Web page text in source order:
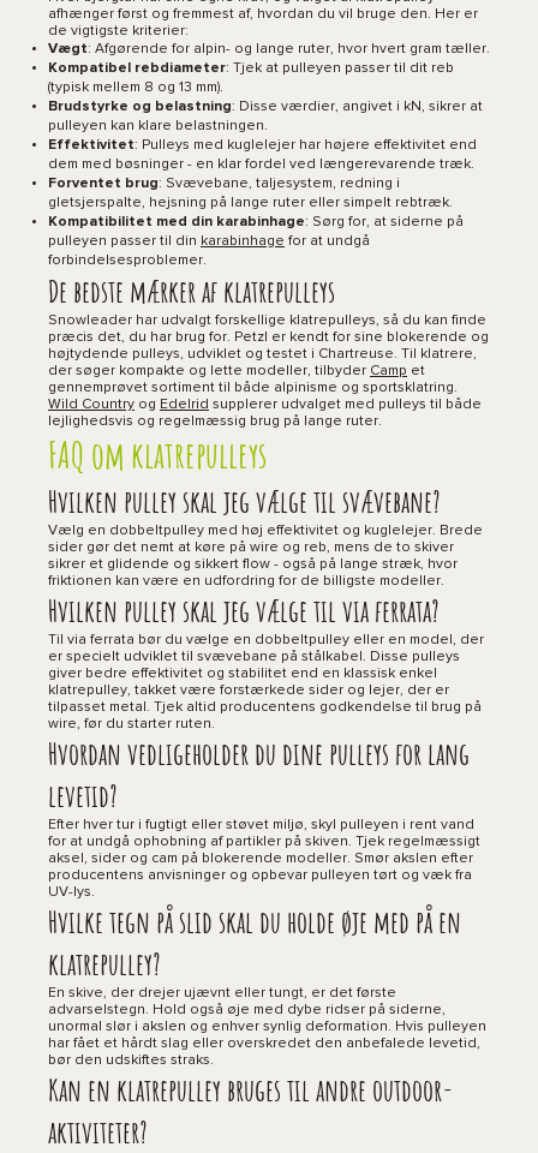
afhænger først og fremmest af, hvordan du vil bruge den. Her er
de vigtigste kriterier:
Vægt: Afgørende for alpin- og lange ruter, hvor hvert gram tæller.
Kompatibel rebdiameter: Tjek at pulleyen passer til dit reb
(typisk mellem 8 og 13 mm).
Brudstyrke og belastning: Disse værdier, angivet i kN, sikrer at
pulleyen kan klare belastningen.
Effektivitet: Pulleys med kuglelejer har højere effektivitet end
dem med bøsninger - en klar fordel ved længerevarende træk.
Forventet brug: Svævebane, taljesystem, redning i
gletsjerspalte, hejsning på lange ruter eller simpelt rebtræk.
Kompatibilitet med din karabinhage: Sørg for, at siderne på
pulleyen passer til din karabinhage for at undgå
forbindelsesproblemer.
De bedste mærker af klatrepulleys
Snowleader har udvalgt forskellige klatrepulleys, så du kan finde
præcis det, du har brug for. Petzl er kendt for sine blokerende og
højtydende pulleys, udviklet og testet i Chartreuse. Til klatrere,
der søger kompakte og lette modeller, tilbyder Camp et
gennemprøvet sortiment til både alpinisme og sportsklatring.
Wild Country og Edelrid supplerer udvalget med pulleys til både
lejlighedsvis og regelmæssig brug på lange ruter.
FAQ om klatrepulleys
Hvilken pulley skal jeg vælge til svævebane?
Vælg en dobbeltpulley med høj effektivitet og kuglelejer. Brede
sider gør det nemt at køre på wire og reb, mens de to skiver
sikrer et glidende og sikkert flow - også på lange stræk, hvor
friktionen kan være en udfordring for de billigste modeller.
Hvilken pulley skal jeg vælge til via ferrata?
Til via ferrata bør du vælge en dobbeltpulley eller en model, der
er specielt udviklet til svævebane på stålkabel. Disse pulleys
giver bedre effektivitet og stabilitet end en klassisk enkel
klatrepulley, takket være forstærkede sider og lejer, der er
tilpasset metal. Tjek altid producentens godkendelse til brug på
wire, før du starter ruten.
Hvordan vedligeholder du dine pulleys for lang
levetid?
Efter hver tur i fugtigt eller støvet miljø, skyl pulleyen i rent vand
for at undgå ophobning af partikler på skiven. Tjek regelmæssigt
aksel, sider og cam på blokerende modeller. Smør akslen efter
producentens anvisninger og opbevar pulleyen tørt og væk fra
UV-lys.
Hvilke tegn på slid skal du holde øje med på en
klatrepulley?
En skive, der drejer ujævnt eller tungt, er det første
advarselstegn. Hold også øje med dybe ridser på siderne,
unormal slør i akslen og enhver synlig deformation. Hvis pulleyen
har fået et hårdt slag eller overskredet den anbefalede levetid,
bør den udskiftes straks.
Kan en klatrepulley bruges til andre outdoor-
aktiviteter?